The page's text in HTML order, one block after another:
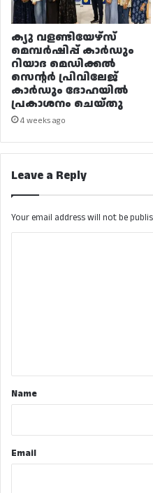
ക്യു വളണ്ടിയേഴ്‌സ്
മെമ്പർഷിപ്പ് കാർഡും
റിയാദ മെഡിക്കൽ
സെന്റർ പ്രിവിലേജ്
കാർഡും ദോഹയിൽ
പ്രകാശനം ചെയ്തു
4 weeks ago
Leave a Reply
Your email address will not be
*Name
Email